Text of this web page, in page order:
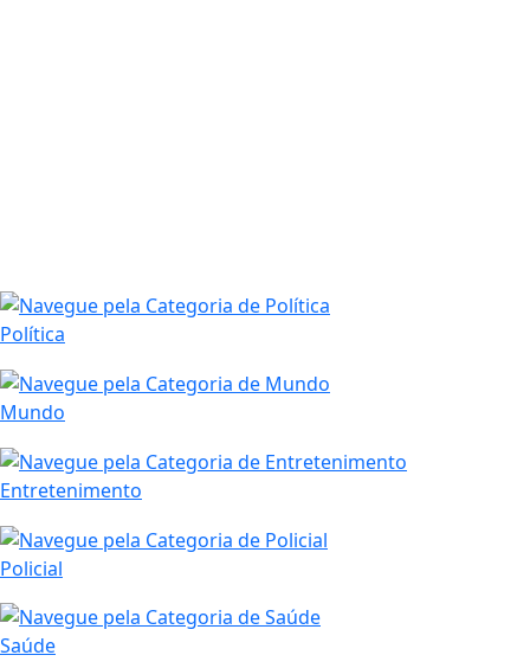
Política
Mundo
Entretenimento
Policial
Saúde